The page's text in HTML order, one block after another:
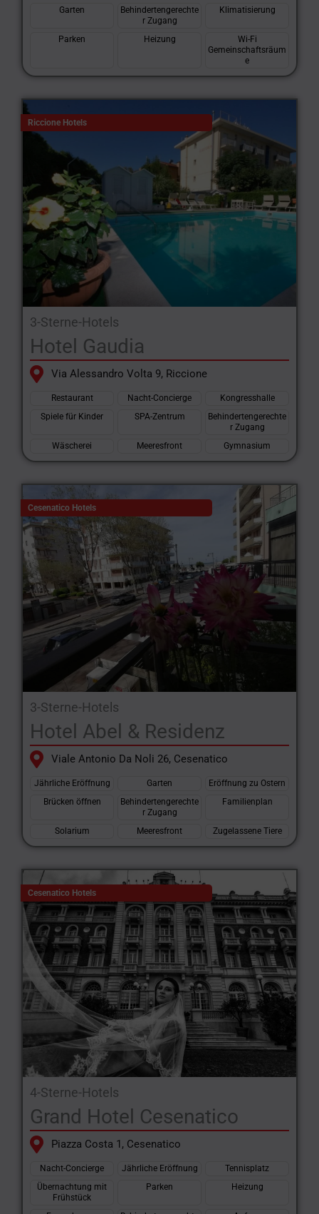
Garten
Behindertengerechte
r Zugang
Klimatisierung
Parken Heizung
Wi-Fi
Gemeinschaftsräum
e
Riccione Hotels
3-Sterne-Hotels
Hotel Gaudia
Via Alessandro Volta 9, Riccione
Restaurant Nacht-Concierge
Kongresshalle
Spiele für Kinder
SPA-Zentrum
Behindertengerechte
r Zugang
Wäscherei
Meeresfront Gymnasium
Cesenatico Hotels
3-Sterne-Hotels
Hotel Abel & Residenz
Viale Antonio Da Noli 26, Cesenatico
Jährliche Eröffnung Garten
Eröffnung zu Ostern
Brücken öffnen
Behindertengerechte
r Zugang
Familienplan
Solarium Meeresfront Zugelassene Tiere
Cesenatico Hotels
4-Sterne-Hotels
Grand Hotel Cesenatico
Piazza Costa 1, Cesenatico
Nacht-Concierge Jährliche Eröffnung
Tennisplatz
Übernachtung mit
Frühstück
Parken Heizung